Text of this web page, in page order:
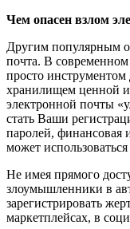
Чем опасен взлом
Другим популярным
почта. В
просто
хранилищем ценной
электронной почты
стать Ваши
паролей, финансовая
может
Не имея прямого
злоумышленники в
зарегистрировать
маркетплейсах, в